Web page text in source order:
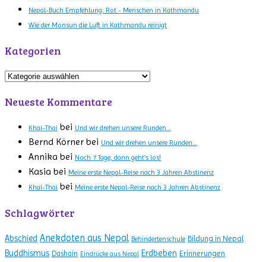
Nepal-Buch Empfehlung: Rot - Menschen in Kathmandu
Wie der Monsun die Luft in Kathmandu reinigt
Kategorien
Kategorien
Neueste Kommentare
Khai-Thai bei Und wir drehen unsere Runden…
Bernd Körner bei Und wir drehen unsere Runden…
Annika bei Noch 7 Tage, dann geht’s los!
Kasia bei Meine erste Nepal-Reise nach 3 Jahren Abstinenz
Khai-Thai bei Meine erste Nepal-Reise nach 3 Jahren Abstinenz
Schlagwörter
Abschied Anekdoten aus Nepal Behindertenschule Bildung in Nepal
Buddhismus Dashain Eindrücke aus Nepal Erdbeben Erinnerungen